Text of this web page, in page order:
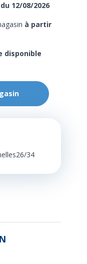
à partir
12/08/2026
disponible
34